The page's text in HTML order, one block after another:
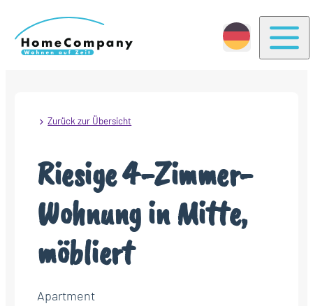
Zurück zur Übersicht
Riesige 4-Zimmer-
Wohnung in Mitte,
möbliert
Apartment